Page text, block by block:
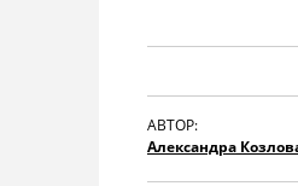
АВТОР:
Александра